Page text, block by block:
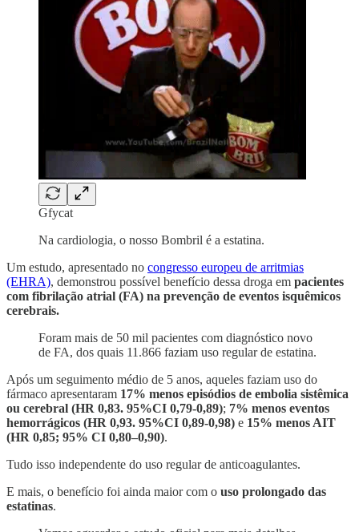
Gfycat
Na cardiologia, o nosso Bombril é a estatina.
Um estudo, apresentado no congresso europeu de arritmias
(EHRA), demonstrou possível benefício dessa droga em pacientes
com fibrilação atrial (FA) na prevenção de eventos isquêmicos
cerebrais.
Foram mais de 50 mil pacientes com diagnóstico novo
de FA, dos quais 11.866 faziam uso regular de estatina.
Após um seguimento médio de 5 anos, aqueles faziam uso do
fármaco apresentaram 17% menos episódios de embolia sistêmica
ou cerebral (HR 0,83. 95%CI 0,79-0,89); 7% menos eventos
hemorrágicos (HR 0,93. 95%CI 0,89-0,98) e 15% menos AIT
(HR 0,85; 95% CI 0,80–0,90).
Tudo isso independente do uso regular de anticoagulantes.
E mais, o benefício foi ainda maior com o uso prolongado das
estatinas.